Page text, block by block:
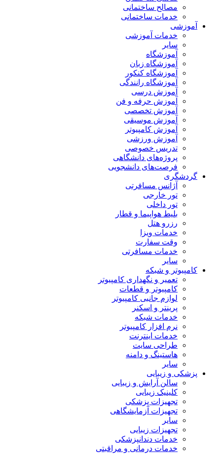
مصالح ساختمانی
خدمات ساختمانی
آموزشی
خدمات آموزشی
سایر
آموزشگاه
آموزشگاه زبان
آموزشگاه کنکور
آموزشگاه رانندگی
آموزش درسی
آموزش حرفه و فن
آموزش تخصصی
آموزش موسیقی
آموزش کامپیوتر
آموزش ورزشی
تدریس خصوصی
پروژه‌های دانشگاهی
فرصت‌های دانشجویی
گردشگری
آژانس مسافرتی
تور خارجی
تور داخلی
بلیط هواپیما و قطار
رزرو هتل
خدمات ویزا
وقت سفارت
خدمات مسافرتی
سایر
کامپیوتر و شبکه
تعمیر و نگهداری کامپیوتر
کامپیوتر و قطعات
لوازم جانبی کامپیوتر
پرینتر و اسکنر
خدمات شبکه
نرم افزار کامپیوتر
خدمات اینترنت
طراحی سایت
هاستینگ و دامنه
سایر
پزشکی و زیبایی
سالن آرایش و زیبایی
کلینیک زیبایی
تجهیزات پزشکی
تجهیزات آزمایشگاهی
سایر
تجهیزات زیبایی
خدمات دندانپزشکی
خدمات درمانی و مراقبتی